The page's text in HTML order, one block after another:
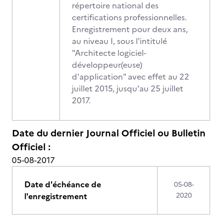
répertoire national des
certifications professionnelles.
Enregistrement pour deux ans,
au niveau I, sous l'intitulé
"Architecte logiciel-
développeur(euse)
d'application" avec effet au 22
juillet 2015, jusqu'au 25 juillet
2017.
Date du dernier Journal Officiel ou Bulletin
Officiel :
05-08-2017
Date d'échéance de
l'enregistrement
05-08-
2020